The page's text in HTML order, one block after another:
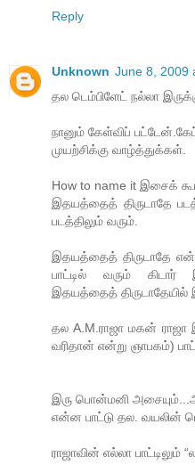
Reply
Unknown June 8, 2009
தல டெம்பிளேட் நல்லா
நானும் கேள்விப்
முயற்சிக்கு வாழ்த்துக்கள்.
How to name it இசைக் கூட
இதயத்தைத் திருடாதே
படத்திலும் வரும்.
இதயத்தைத் திருடாதே
பாட்டில் வரும்
இதயத்தைத் திருடாதேயில்
தல A.M.ராஜா மகன் ராஜா
வரிதான் என்று ஞாபகம்)
இரு பொன்மனி
என்ன பாட்டு தல. வயலின்
ராஜாவின் எல்லா பாட்டிலும்